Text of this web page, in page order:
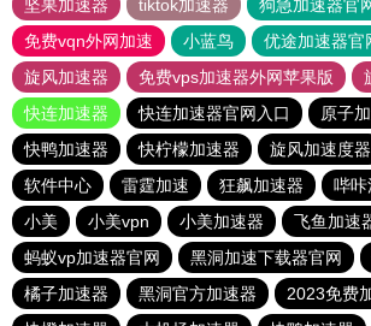
坚果加速器
tiktok加速器
狗急加速器官
免费vqn外网加速
小蓝鸟 优途加速器官
旋风加速器
免费vps加速器外网苹果版
快连加速器
快连加速器官网入口
原子
快鸭加速器
快柠檬加速器 旋风加速度器
软件中心
雷霆加速 狂飙加速器 哔咔
小美
小美vpn 小美加速器 飞鱼加速
蚂蚁vp加速器官网
黑洞加速下载器官网
橘子加速器
黑洞官方加速器
2023免费